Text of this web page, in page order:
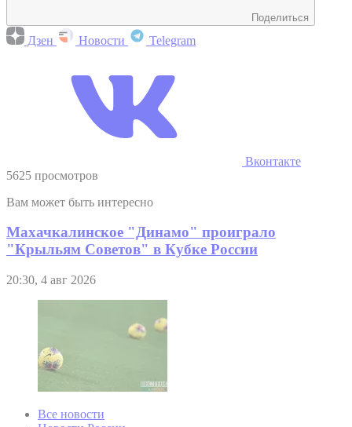
Поделиться
Дзен Новости Telegram
Вконтакте
5625 просмотров
Вам может быть интересно
Махачкалинское "Динамо" проиграло
"Крыльям Советов" в Кубке России
20:30, 4 авг 2026
Все новости